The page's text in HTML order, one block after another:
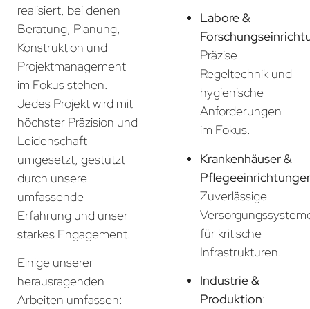
realisiert, bei denen
Beratung, Planung,
Konstruktion und
Projektmanagement
im Fokus stehen.
Jedes Projekt wird mit
höchster Präzision und
Leidenschaft
umgesetzt, gestützt
durch unsere
umfassende
Erfahrung und unser
starkes Engagement.
Einige unserer
herausragenden
Arbeiten umfassen:
Labore &
Präzise
Regeltechnik und
hygienische
Anforderungen
im Fokus.
Krankenhäuser &
Zuverlässige
für kritische
Infrastrukturen.
Industrie &
Produktion: